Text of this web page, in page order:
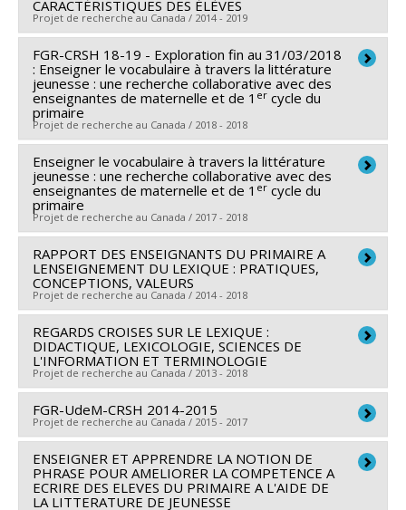
Harbec,François-Raymond Boyer
Bellavance,Claude Dauphin,Serge Lacasse,Maria
Teresa Moreno Sala,James C. Lebens, Francis Dubé,
Valerie Peters,Josée Vaillancourt, Jonathan Bolduc
Isabelle Héroux,Danick Trottier, Paul-André Dubois
Gérald Côté,Rafael Zaldivar, Sophie Stévance
Chapman,Andrea Creech,Stéphane Roche,Correa
Dantas Danilo,Mathieu Lavoie,Vincent Bouchard-
Valentine,Audrey-Kristel Barbeau ,Ons Barnat
Hélène Boucher ,Eva Quintas ,Frédéric Léotar
Ryan,Sylvain Martet,Vanessa Blais-Tremblay,
Thierry Champs,Alexis Perron-Brault,Irina Kirchberg
,Aimée Gaudette-Leblanc,Pierre Lavoie ,Andrea
Gozzi
Sources de financement : FRQSC/Fonds de recherche
du Québec - Société et culture (FQRSC)
Programmes de subvention :PV129894-(RG)
Programme Regroupements stratégiques
à l’appui des étudiants, des stagiaires postdoctoraux
et du personnel de soutien à la recherche COVID-19
CARACTÉRISTIQUES DES ÉLÈVES
Projet de recherche au Canada / 2014 - 2019
Chercheur principal : Rachel Berthiaume
Co-chercheurs : Daniel Daigle,Dominic Anctil
Sources de financement :FRQSC/Fonds de recherche
du Québec - Société et culture (FQRSC)
Programmes de subvention :PVXXXXXX-(AC) Action
concertée - programme de recherche sur l'écriture
FGR-CRSH 18-19 - Exploration fin au 31/03/2018
: Enseigner le vocabulaire à travers la littérature
jeunesse : une recherche collaborative avec des
enseignantes de maternelle et de 1 er cycle du
primaire
Projet de recherche au Canada / 2018 - 2018
Chercheur principal : Dominic Anctil
Sources de financement :CRSH/Conseil de recherches
en sciences humaines du Canada
Programmes de subvention :PVX20020-Subvention
institutionnelle du CRSH - Subventions d'exploration
Enseigner le vocabulaire à travers la littérature
jeunesse : une recherche collaborative avec des
enseignantes de maternelle et de 1 er cycle du
primaire
Projet de recherche au Canada / 2017 - 2018
Chercheur principal : Dominic Anctil
Sources de financement :CRSH/Conseil de recherches
en sciences humaines du Canada
Programmes de subvention : PVX20020-Subvention
institutionnelle du CRSH - Subventions d'exploration
RAPPORT DES ENSEIGNANTS DU PRIMAIRE A
LENSEIGNEMENT DU LEXIQUE : PRATIQUES,
CONCEPTIONS, VALEURS
Projet de recherche au Canada / 2014 - 2018
Chercheur principal : Dominic Anctil
Sources de financement :FRQSC/Fonds de recherche
du Québec - Société et culture (FQRSC)
Programmes de subvention :PV113813-(NP) Soutien
à la recherche pour la relève professorale
REGARDS CROISES SUR LE LEXIQUE :
DIDACTIQUE, LEXICOLOGIE, SCIENCES DE
L'INFORMATION ET TERMINOLOGIE
Projet de recherche au Canada / 2013 - 2018
Chercheur principal : Marie-Claude L'Homme
Co-chercheurs : Lyne Da Sylva,Pascale Lefrançois,
Patrick Drouin, Igor Mel’čuk, Dominic Anctil, François
Lareau,Aline Francoeur
Sources de financement :FRQSC/Fonds de recherche
FGR-UdeM-CRSH 2014-2015
Projet de recherche au Canada / 2015 - 2017
Sources de financement :CRSH/Conseil de recherches
en sciences humaines du Canada
Programmes de subvention :PVXXXXXX-FGR –
ENSEIGNER ET APPRENDRE LA NOTION DE
PHRASE POUR AMELIORER LA COMPETENCE A
ECRIRE DES ELEVES DU PRIMAIRE A L'AIDE DE
LA LITTERATURE DE JEUNESSE